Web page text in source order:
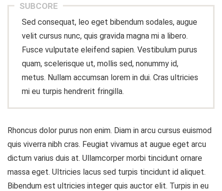
SUBCORE
Sed consequat, leo eget bibendum sodales, augue
velit cursus nunc, quis gravida magna mi a libero.
Fusce vulputate eleifend sapien. Vestibulum purus
quam, scelerisque ut, mollis sed, nonummy id,
metus. Nullam accumsan lorem in dui. Cras ultricies
mi eu turpis hendrerit fringilla.
Rhoncus dolor purus non enim. Diam in arcu cursus euismod
quis viverra nibh cras. Feugiat vivamus at augue eget arcu
dictum varius duis at. Ullamcorper morbi tincidunt ornare
massa eget. Ultricies lacus sed turpis tincidunt id aliquet.
Bibendum est ultricies integer quis auctor elit. Turpis in eu